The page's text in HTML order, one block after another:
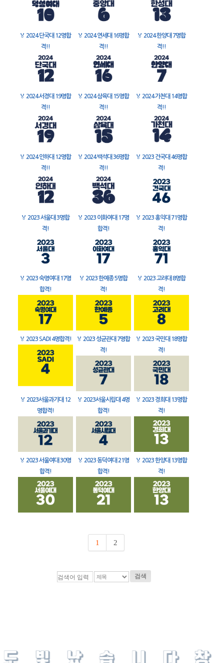
🏅 2024 단국대 12명합
격!!
🏅 2024 연세대 16명합
격!!
🏅 2024 한양대 7명합
격!!
🏅 2024 서경대 19명합
격!!
🏅 2024 삼육대 15명합
격!!
🏅 2024 가천대 14명합
격!!
🏅 2024 인하대 12명합
격!!
🏅 2024 백석대 36명합
격!!
🏅 2023 건국대 46명합
격!
🏅 2023 서울대 3명합
격!
🏅 2023 이화여대 17명
합격!
🏅 2023 홍익대 71명합
격!
🏅 2023 숙명여대 17명
합격!
🏅 2023 한예종 5명합
격!
🏅 2023 고려대 8명합
격!
🏅 2023 SADI 4명합격! 🏅 2023 성균관대 7명합
격!
🏅 2023 국민대 18명합
격!
🏅 2023서울과기대 12
명합격!
🏅 2023서울시립대 4명
합격!
🏅 2023 경희대 13명합
격!
🏅 2023 서울여대 30명
합격!
🏅 2023 동덕여대 21명
합격!
🏅 2023 한양대 13명합
격!
1 2
검색